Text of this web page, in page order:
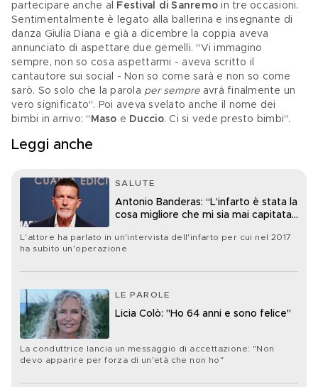
partecipare anche al
Festival di Sanremo in tre occasioni.
Sentimentalmente è legato alla ballerina e insegnante di
danza Giulia Diana e già a dicembre la coppia aveva
annunciato di aspettare due gemelli. "Vi immagino
sempre, non so cosa aspettarmi - aveva scritto il
cantautore sui social - Non so come sarà e non so come
sarò. So solo che la parola per sempre avrà finalmente un
vero significato". Poi aveva svelato anche il nome dei
bimbi in arrivo: " Maso e Duccio. Ci si vede presto bimbi".
Leggi anche
SALUTE
Antonio Banderas: “L’infarto è stata la
cosa migliore che mi sia mai capitata
L'attore ha parlato in un'intervista dell'infarto per cui nel 2017
ha subito un'operazione
LE PAROLE
Licia Colò: "Ho 64 anni e sono felice"
La conduttrice lancia un messaggio di accettazione: "Non
devo apparire per forza di un'età che non ho"